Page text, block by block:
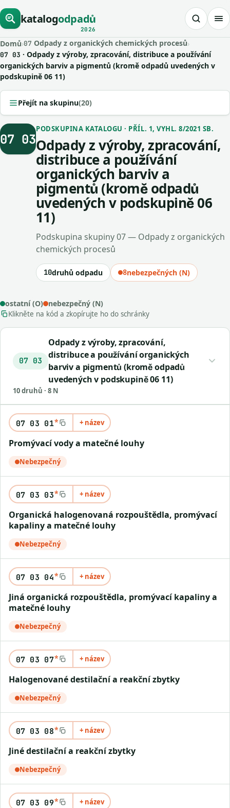
katalogodpadů
2026
Domů›07 Odpady z organických chemických procesů›
07 03 · Odpady z výroby, zpracování, distribuce a používání
organických barviv a pigmentů (kromě odpadů uvedených v
podskupině 06 11)
Přejít na skupinu(20)
07 03
PODSKUPINA KATALOGU · PŘÍL. 1, VYHL. 8/2021 SB.
Odpady z výroby, zpracování,
distribuce a používání
organických barviv a
pigmentů (kromě odpadů
uvedených v podskupině 06
11)
Podskupina skupiny 07 — Odpady z organických
chemických procesů
10druhů odpadu 8nebezpečných (N)
ostatní (O) nebezpečný (N)
Klikněte na kód a zkopírujte ho do schránky
07 03
Odpady z výroby, zpracování,
distribuce a používání organických
barviv a pigmentů (kromě odpadů
uvedených v podskupině 06 11)
10 druhů · 8 N
07 03 01* + název
Promývací vody a matečné louhy
Nebezpečný
07 03 03* + název
Organická halogenovaná rozpouštědla, promývací
kapaliny a matečné louhy
Nebezpečný
07 03 04* + název
Jiná organická rozpouštědla, promývací kapaliny a
matečné louhy
Nebezpečný
07 03 07* + název
Halogenované destilační a reakční zbytky
Nebezpečný
07 03 08* + název
Jiné destilační a reakční zbytky
Nebezpečný
07 03 09* + název